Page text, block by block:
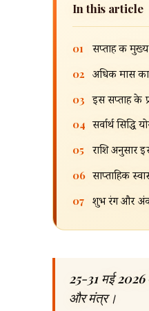
In this article
01 सप्ताह की
02 अधिक मास का
03 इस सप्ताह के
04 सर्वार्थ
05 राशि अनुसार
06 साप्ताहिक
07 शुभ रंग और अंक
25-31 मई 2026
और मंत्र।